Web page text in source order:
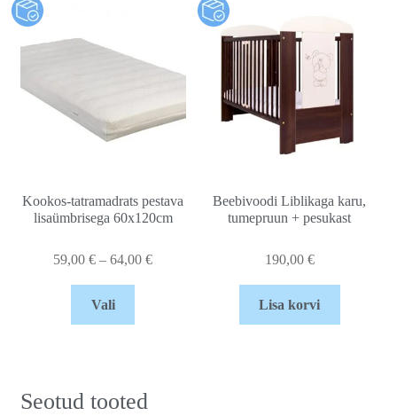
Kookos-tatramadrats pestava
lisaümbrisega 60x120cm
59,00€ – 64,00€
Vali
Beebivoodi Liblikaga karu,
tumepruun + pesukast
190,00 €
Lisa korvi
Seotud tooted